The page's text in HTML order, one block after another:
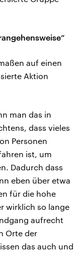
auf einen
Aktion
man das in
dass vieles
Personen
ist, um
Dadurch dass
eben über etwa
für die hohe
wirklich so lange
aufrecht
Orte der
das auch und